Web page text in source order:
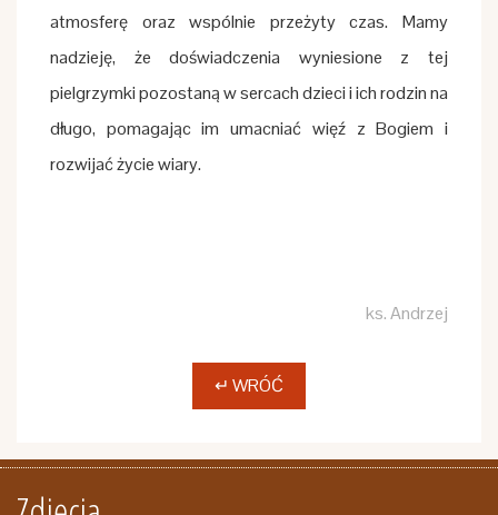
atmosferę oraz wspólnie przeżyty czas. Mamy
nadzieję, że doświadczenia wyniesione z tej
pielgrzymki pozostaną w sercach dzieci i ich rodzin na
długo, pomagając im umacniać więź z Bogiem i
rozwijać życie wiary.
ks. Andrzej
↵ WRÓĆ